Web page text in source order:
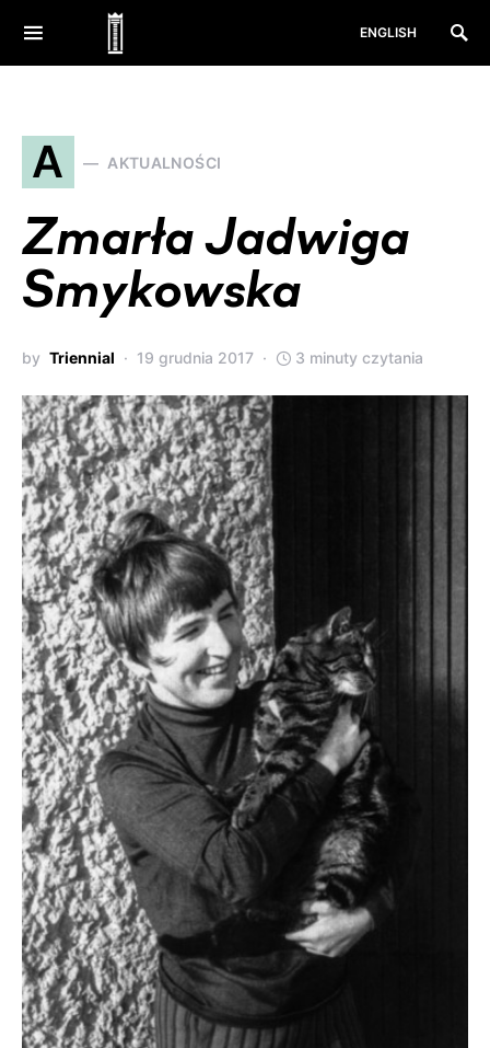
ENGLISH
A AKTUALNOŚCI
Zmarła Jadwiga
Smykowska
by Triennial 19 grudnia 2017 3 minuty czytania